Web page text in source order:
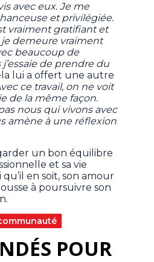
avec eux. Je me
et privilégiée.
vraiment gratifiant et
je demeure vraiment
beaucoup de
de prendre du
lui a offert une autre
ce travail, on ne voit
de la même façon.
nous qui vivons avec
amène à une réflexion
un bon équilibre
et sa vie
en soit, son amour
à poursuivre son
POUR